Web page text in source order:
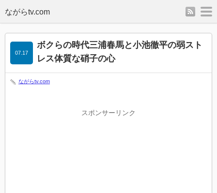
rss
ボクらの時代三浦春馬と小池徹平の弱スト
レス体質な硝子の心
07.17
ながらtv.com
スポンサーリンク